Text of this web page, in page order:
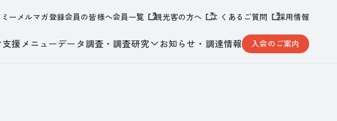
ーメルマガ登録会員の皆様へ会員一覧 観光客の方へ よくあるご質問 採用情報
支援メニューデータ調査・調査研究 お知らせ・調達情報 入会のご案内